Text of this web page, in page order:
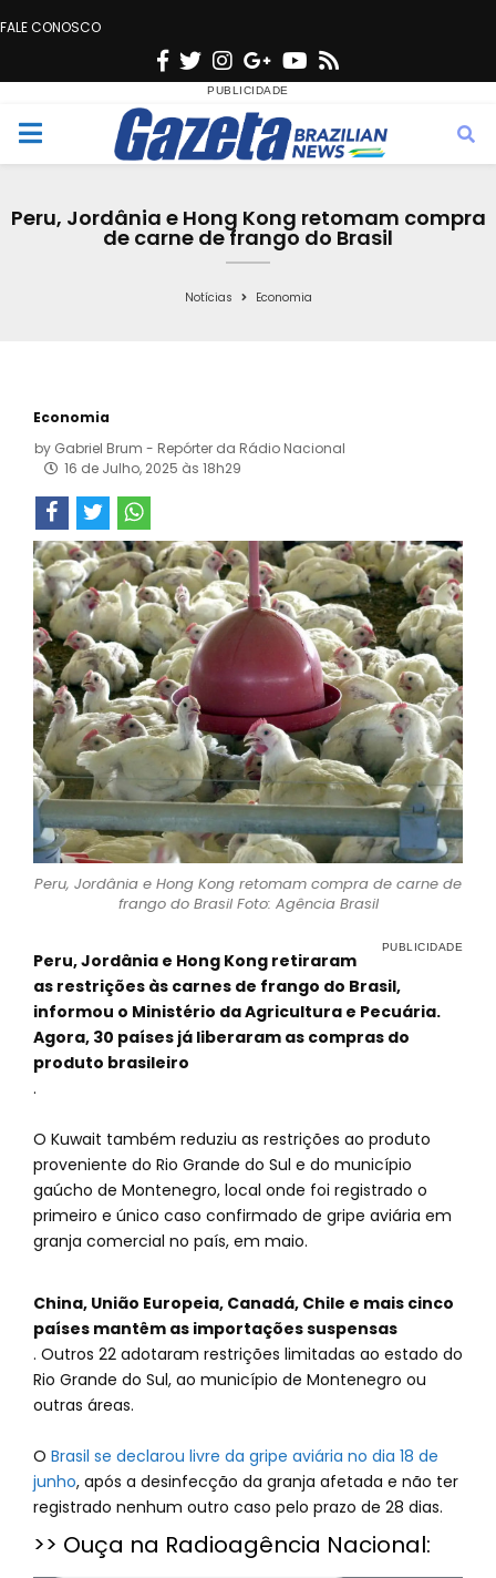
FALE CONOSCO
F
c
e
o
T
w
i
t
e
n
s
t
g
r
a
G
o
o
g
e
Y
u
t
b
s
M
Peru, Jordânia e Hong Kong retomam compra
de carne de frango do Brasil
Notícias Economia
Economia
by Gabriel Brum - Repórter da Rádio Nacional
16 de Julho, 2025 às 18h29
Peru, Jordânia e Hong Kong retomam compra de carne de
frango do Brasil Foto: Agência Brasil
Peru, Jordânia e Hong Kong retiraram
as restrições às carnes de frango do Brasil,
informou o Ministério da Agricultura e Pecuária.
Agora, 30 países já liberaram as compras do
produto brasileiro
.
O Kuwait também reduziu as restrições ao produto
proveniente do Rio Grande do Sul e do município
gaúcho de Montenegro, local onde foi registrado o
primeiro e único caso confirmado de gripe aviária em
granja comercial no país, em maio.
China, União Europeia, Canadá, Chile e mais cinco
países mantêm as importações suspensas
. Outros 22 adotaram restrições limitadas ao estado do
Rio Grande do Sul, ao município de Montenegro ou
outras áreas.
O Brasil se declarou livre da gripe aviária no dia 18 de
junho, após a desinfecção da granja afetada e não ter
registrado nenhum outro caso pelo prazo de 28 dias.
>> Ouça na Radioagência Nacional: